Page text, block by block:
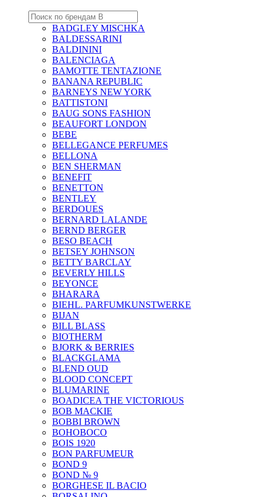
BADGLEY MISCHKA
BALDESSARINI
BALDININI
BALENCIAGA
BAMOTTE TENTAZIONE
BANANA REPUBLIC
BARNEYS NEW YORK
BATTISTONI
BAUG SONS FASHION
BEAUFORT LONDON
BEBE
BELLEGANCE PERFUMES
BELLONA
BEN SHERMAN
BENEFIT
BENETTON
BENTLEY
BERDOUES
BERNARD LALANDE
BERND BERGER
BESO BEACH
BETSEY JOHNSON
BETTY BARCLAY
BEVERLY HILLS
BEYONCE
BHARARA
BIEHL. PARFUMKUNSTWERKE
BIJAN
BILL BLASS
BIOTHERM
BJORK & BERRIES
BLACKGLAMA
BLEND OUD
BLOOD CONCEPT
BLUMARINE
BOADICEA THE VICTORIOUS
BOB MACKIE
BOBBI BROWN
BOHOBOCO
BOIS 1920
BON PARFUMEUR
BOND 9
BOND № 9
BORGHESE IL BACIO